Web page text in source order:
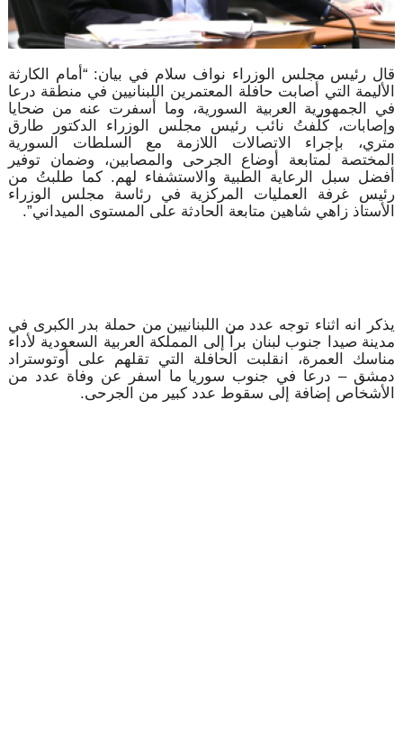
قال رئيس مجلس الوزراء نواف سلام في بيان: “أمام الكارثة
الأليمة التي أصابت حافلة المعتمرين اللبنانيين في منطقة درعا
في الجمهورية العربية السورية، وما أسفرت عنه من ضحايا
وإصابات، كلّفتُ نائب رئيس مجلس الوزراء الدكتور طارق
متري، بإجراء الاتصالات اللازمة مع السلطات السورية
المختصة لمتابعة أوضاع الجرحى والمصابين، وضمان توفير
أفضل سبل الرعاية الطبية والاستشفاء لهم. كما طلبتُ من
رئيس غرفة العمليات المركزية في رئاسة مجلس الوزراء
الأستاذ زاهي شاهين متابعة الحادثة على المستوى الميداني”.
يذكر انه اثناء توجه عدد من اللبنانيين من حملة بدر الكبرى في
مدينة صيدا جنوب لبنان براً إلى المملكة العربية السعودية لأداء
مناسك العمرة، انقلبت الحافلة التي تقلهم على أوتوستراد
دمشق – درعا في جنوب سوريا ما اسفر عن وفاة عدد من
الأشخاص إضافة إلى سقوط عدد كبير من الجرحى.